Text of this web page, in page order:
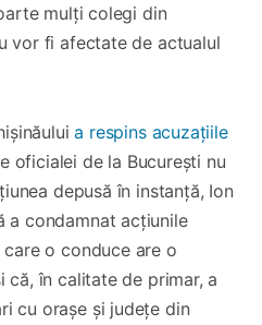
mulți colegi din
vor fi afectate de actualul
a respins acuzațiile
oficialei de la București nu
depusă în instanță, Ion
a condamnat acțiunile
o conduce are o
că, în calitate de primar, a
cu orașe și județe din